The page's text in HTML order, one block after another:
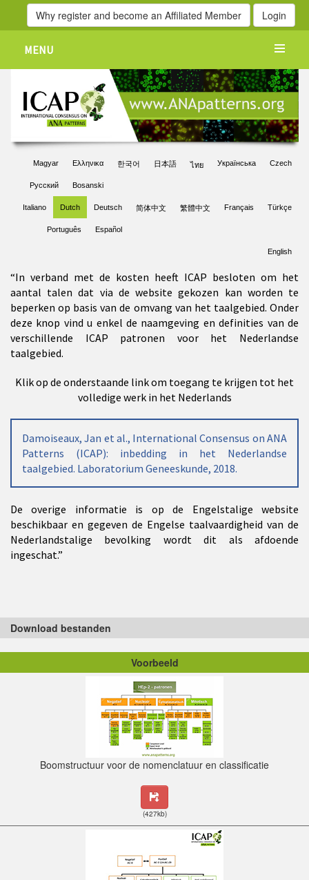
Why register and become an Affiliated Member Login
MENU
Czech
Українська
ไทย
日本語
한국어
Ελληνικα
Magyar
Bosanski
Pусский
Türkçe
Français
繁體中文
简体中文
Deutsch
Dutch
Italiano
Español
Português
English
“In verband met de kosten heeft ICAP besloten om het
aantal talen dat via de website gekozen kan worden te
beperken op basis van de omvang van het taalgebied. Onder
deze knop vind u enkel de naamgeving en definities van de
verschillende ICAP patronen voor het Nederlandse
taalgebied.
Klik op de onderstaande link om toegang te krijgen tot het
volledige werk in het Nederlands
Damoiseaux, Jan et al., International Consensus on ANA
Patterns (ICAP): inbedding in het Nederlandse
taalgebied. Laboratorium Geneeskunde, 2018.
De overige informatie is op de Engelstalige website
beschikbaar en gegeven de Engelse taalvaardigheid van de
Nederlandstalige bevolking wordt dit als afdoende
ingeschat.”
Download bestanden
Voorbeeld
Beschrijving bestand
Download de Grootte
Boomstructuur voor de nomenclatuur en classificatie
(427kb)